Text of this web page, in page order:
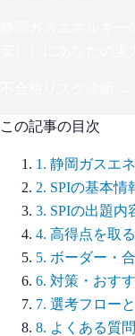
この記事の目次
1 . 静岡ガスエ
2. SPIの基本情
3. SPIの出題内
4. 高得点を取
5. ボーダー・
6. 対策・おす
7. 選考フロー
8. よくある質問